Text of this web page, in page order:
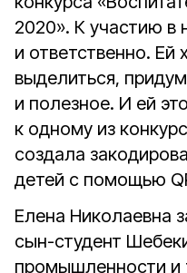
2020». К участию в
и ответственно. Ей
выделиться,
и полезное. И ей
к одному из
создала
детей с помощью
Елена Николаевна
сын-студент
промышленности и